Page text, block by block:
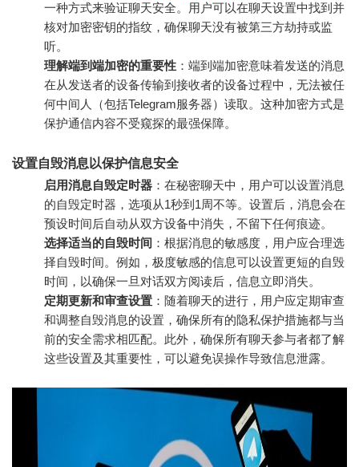
一种方式来验证聊天安全。用户可以在聊天设置中找到并
核对加密密钥的指纹，确保聊天没有被第三方劫持或监
听。
理解端到端加密的重要性 ：端到端加密意味着发送的消息
在从发送者的设备传输到接收者的设备过程中，无法被任
何中间人（包括Telegram服务器）读取。这种加密方式是
保护通信内容不受窥探的最强保障。
设置自毁消息以保护信息安全
启用消息自毁定时器 ：在秘密聊天中，用户可以设置消息
的自毁定时器，选项从1秒到1周不等。设置后，消息会在
预设时间后自动从双方设备中消失，不留下任何痕迹。
选择适当的自毁时间 ：根据消息的敏感度，用户应合理选
择自毁时间。例如，极度敏感的信息可以设置更短的自毁
时间，以确保一旦对话双方阅读后，信息立即消失。
定期更新和审查设置 ：随着聊天的进行，用户应定期审查
和调整自毁消息的设置，确保所有的隐私保护措施都与当
前的安全需求相匹配。此外，确保所有聊天参与者都了解
这些设置及其重要性，可以避免误操作导致信息泄露。